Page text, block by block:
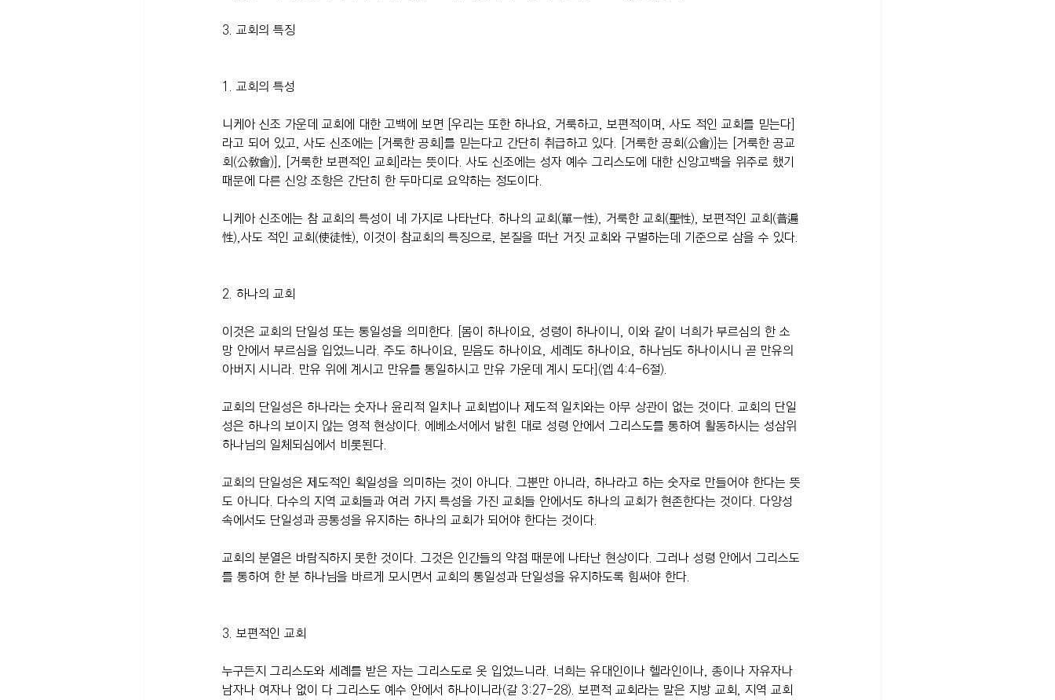
3. 교회의 특징
1. 교회의 특성
니케아 신조 가운데 교회에 대한 고백에 보면 [우리는 또한 하나요, 거룩하고, 보편적이며, 사도 적인 교회를 믿는다]
라고 되어 있고, 사도 신조에는 [거룩한 공회]를 믿는다고 간단히 취급하고 있다. [거룩한 공회(公會)]는 [거룩한 공교
회(公敎會)], [거룩한 보편적인 교회]라는 뜻이다. 사도 신조에는 성자 예수 그리스도에 대한 신앙고백을 위주로 했기
때문에 다른 신앙 조항은 간단히 한 두마디로 요약하는 정도이다.
니케아 신조에는 참 교회의 특성이 네 가지로 나타난다. 하나의 교회(單一性), 거룩한 교회(聖性), 보편적인 교회(普遍
性),사도 적인 교회(使徒性), 이것이 참교회의 특징으로, 본질을 떠난 거짓 교회와 구별하는데 기준으로 삼을 수 있다.
2. 하나의 교회
이것은 교회의 단일성 또는 통일성을 의미한다. [몸이 하나이요, 성령이 하나이니, 이와 같이 너희가 부르심의 한 소
망 안에서 부르심을 입었느니라. 주도 하나이요, 믿음도 하나이요, 세례도 하나이요, 하나님도 하나이시니 곧 만유의
아버지 시니라. 만유 위에 계시고 만유를 통일하시고 만유 가운데 계시 도다](엡 4:4-6절).
교회의 단일성은 하나라는 숫자나 윤리적 일치나 교회법이나 제도적 일치와는 아무 상관이 없는 것이다. 교회의 단일
성은 하나의 보이지 않는 영적 현상이다. 에베소서에서 밝힌 대로 성령 안에서 그리스도를 통하여 활동하시는 성삼위
하나님의 일체되심에서 비롯된다.
교회의 단일성은 제도적인 획일성을 의미하는 것이 아니다. 그뿐만 아니라, 하나라고 하는 숫자로 만들어야 한다는 뜻
도 아니다. 다수의 지역 교회들과 여러 가지 특성을 가진 교회들 안에서도 하나의 교회가 현존한다는 것이다. 다양성
속에서도 단일성과 공통성을 유지하는 하나의 교회가 되어야 한다는 것이다.
교회의 분열은 바람직하지 못한 것이다. 그것은 인간들의 약점 때문에 나타난 현상이다. 그러나 성령 안에서 그리스도
를 통하여 한 분 하나님을 바르게 모시면서 교회의 통일성과 단일성을 유지하도록 힘써야 한다.
3. 보편적인 교회
누구든지 그리스도와 세례를 받은 자는 그리스도로 옷 입었느니라. 너희는 유대인이나 헬라인이나, 종이나 자유자나
남자나 여자나 없이 다 그리스도 예수 안에서 하나이니라(갈 3:27-28). 보편적 교회라는 말은 지방 교회, 지역 교회